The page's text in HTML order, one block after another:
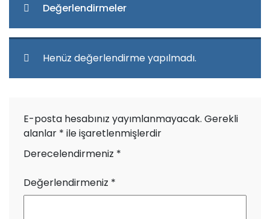
Değerlendirmeler
Henüz değerlendirme yapılmadı.
E-posta hesabınız yayımlanmayacak. Gerekli
alanlar * ile işaretlenmişlerdir
Derecelendirmeniz *
Değerlendirmeniz *